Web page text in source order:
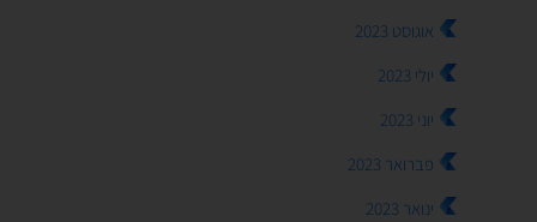
אוגוסט 2023
יולי 2023
יוני 2023
פברואר 2023
ינואר 2023